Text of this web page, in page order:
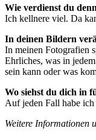
Wie verdienst du
Ich kellnere viel. Da
In deinen Bildern
In meinen Fotografien
Ehrliches, was in
sein kann oder was
Wo siehst du dich in
Auf jeden Fall habe
Weitere Informationen